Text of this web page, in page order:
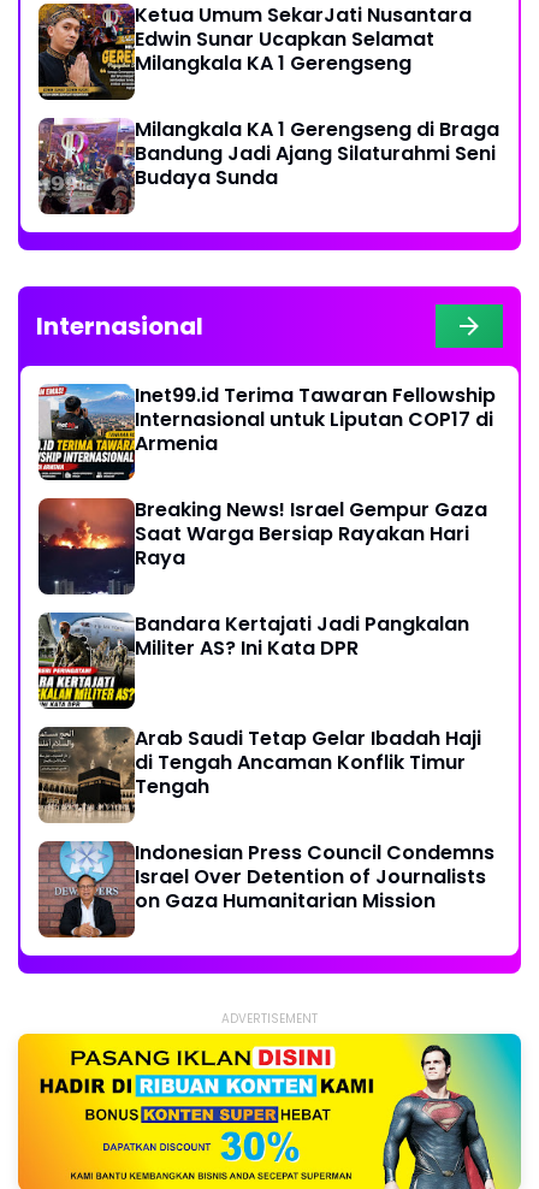
Ketua Umum SekarJati Nusantara
Edwin Sunar Ucapkan Selamat
Milangkala KA 1 Gerengseng
Milangkala KA 1 Gerengseng di Braga
Bandung Jadi Ajang Silaturahmi Seni
Budaya Sunda
Internasional
Inet99.id Terima Tawaran Fellowship
Internasional untuk Liputan COP17 di
Armenia
Breaking News! Israel Gempur Gaza
Saat Warga Bersiap Rayakan Hari
Raya
Bandara Kertajati Jadi Pangkalan
Militer AS? Ini Kata DPR
Arab Saudi Tetap Gelar Ibadah Haji
di Tengah Ancaman Konflik Timur
Tengah
Indonesian Press Council Condemns
Israel Over Detention of Journalists
on Gaza Humanitarian Mission
ADVERTISEMENT